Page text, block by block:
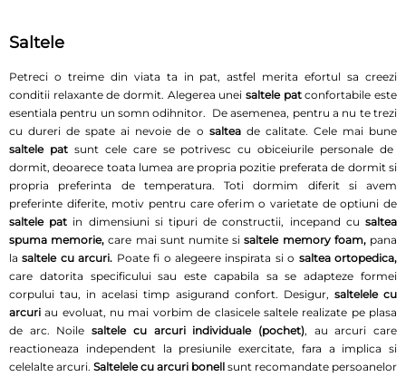
Saltele
Petreci o treime din viata ta in pat, astfel merita efortul sa creezi
conditii relaxante de dormit. Alegerea unei saltele patconfortabile este
esentiala pentru un somn odihnitor. De asemenea, pentru a nu te trezi
cu dureri de spate ai nevoie de o salteade calitate. Cele mai bune
saltele patsunt cele care se potrivesc cu obiceiurile personale de
dormit, deoarece toata lumea are propria pozitie preferata de dormit si
propria preferinta de temperatura. Toti dormim diferit si avem
preferinte diferite, motiv pentru care oferim o varietate de optiuni de
saltele pat in dimensiuni si tipuri de constructii, incepand cusaltea
spuma memorie,care mai sunt numite si saltele memory foam, pana
lasaltele cu arcuri. Poate fi o alegeere inspirata si o saltea ortopedica,
care datorita specificului sau este capabila sa se adapteze formei
corpului tau, in acelasi timp asigurand confort. Desigur, saltelele cu
arcuri au evoluat, nu mai vorbim de clasicele saltele realizate pe plasa
de arc. Noilesaltele cu arcuri individuale (pochet), au arcuri care
reactioneaza independent la presiunile exercitate, fara a implica si
celelalte arcuri. Saltelele cu arcuri bonell sunt recomandate persoanelor